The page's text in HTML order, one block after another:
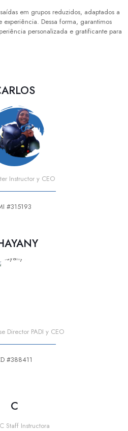
em grupos reduzidos, adaptados a
Dessa forma, garantimos
personalizada e gratificante para
Instructor y CEO
#315193
Director PADI y CEO
#388411
C
Staff Instructora